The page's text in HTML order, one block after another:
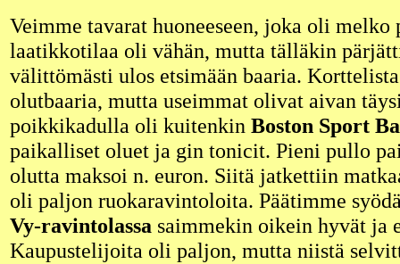
Veimme tavarat huoneeseen, joka oli melko
laatikkotilaa oli vähän, mutta tälläkin
välittömästi ulos etsimään baaria.
olutbaaria, mutta useimmat olivat aivan
poikkikadulla oli kuitenkin Boston Sport
paikalliset oluet ja gin tonicit. Pieni pullo
olutta maksoi n. euron. Siitä jatkettiin
oli paljon ruokaravintoloita. Päätimme
Vy-ravintolassa saimmekin oikein hyvät ja
Kaupustelijoita oli paljon, mutta niistä